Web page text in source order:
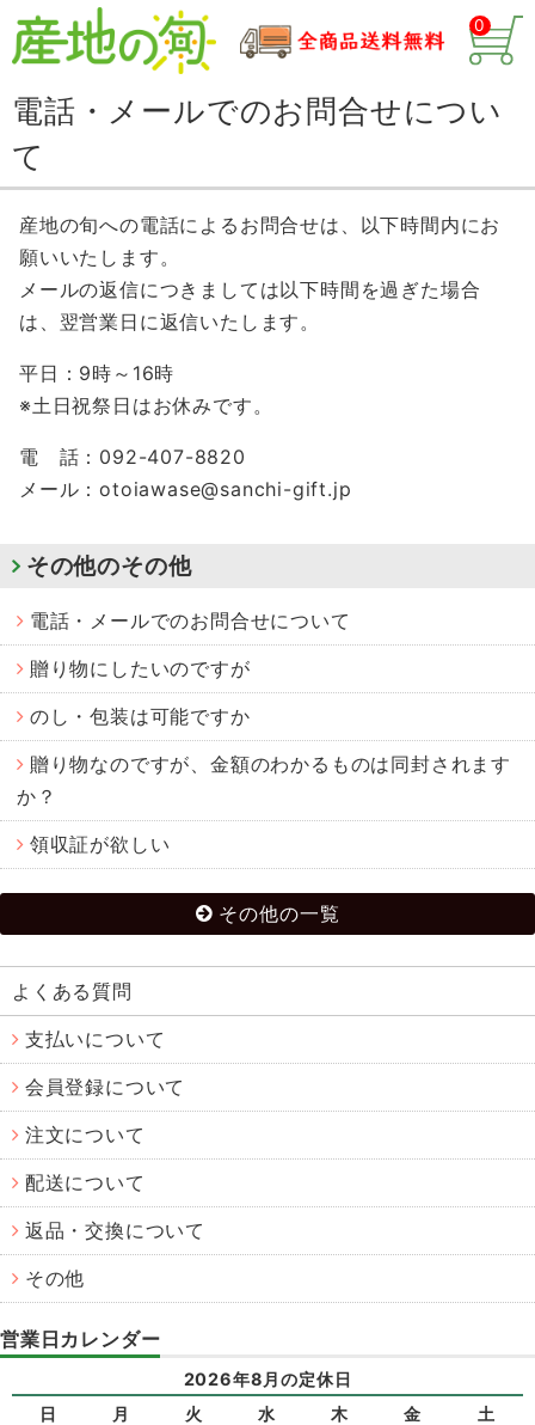
0
電話・メールでのお問合せについ
て
産地の旬への電話によるお問合せは、以下時間内にお
願いいたします。
メールの返信につきましては以下時間を過ぎた場合
は、翌営業日に返信いたします。
平日：9時～16時
※土日祝祭日はお休みです。
電 話：092-407-8820
メール：otoiawase@sanchi-gift.jp
その他のその他
電話・メールでのお問合せについて
贈り物にしたいのですが
のし・包装は可能ですか
贈り物なのですが、金額のわかるものは同封されます
か？
領収証が欲しい
その他の一覧
よくある質問
支払いについて
会員登録について
注文について
配送について
返品・交換について
その他
営業日カレンダー
2026年8月の定休日
日
月 火 水 木 金
土